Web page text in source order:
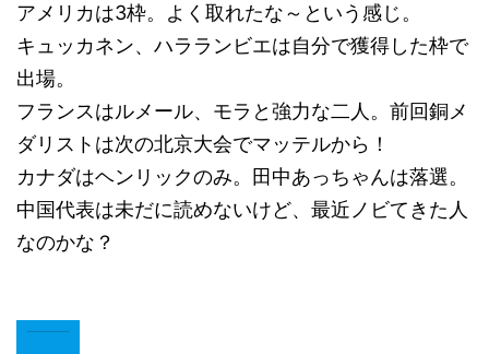
アメリカは3枠。よく取れたな～という感じ。
キュッカネン、ハラランビエは自分で獲得した枠で
出場。
フランスはルメール、モラと強力な二人。前回銅メ
ダリストは次の北京大会でマッテルから！
カナダはヘンリックのみ。田中あっちゃんは落選。
中国代表は未だに読めないけど、最近ノビてきた人
なのかな？